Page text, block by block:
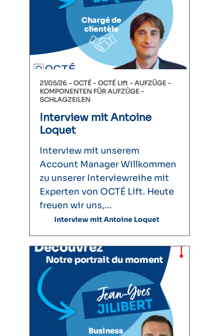
21/05/26 -OCTÉ OCTÉ Lift
AUFZÜGE
KOMPONENTEN FÜR AUFZÜGE
SCHLAGZEILEN
Interview mit Antoine
Loquet
Interview mit unserem
Account Manager Willkommen
zu unserer Interviewreihe mit
Experten von OCTÉ Lift. Heute
freuen wir uns,...
Interview mit Antoine Loquet